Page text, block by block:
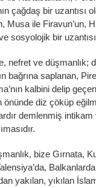
çağdaş bir uzantısı
Musa ile Firavun’un,
sosyolojik bir
nefret ve düşmanlık;
bağrına saplanan,
kalbini delip
önünde diz çöküp
demlenmiş
bize Gırnata,
yakılan, yıkılan